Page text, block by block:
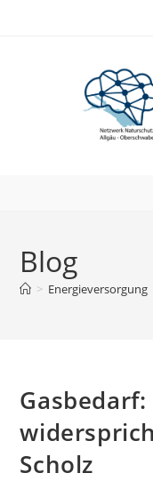
Blog
> Energieversorgung
Scholz